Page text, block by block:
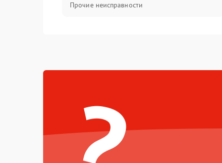
Прочие неисправности
Оптика